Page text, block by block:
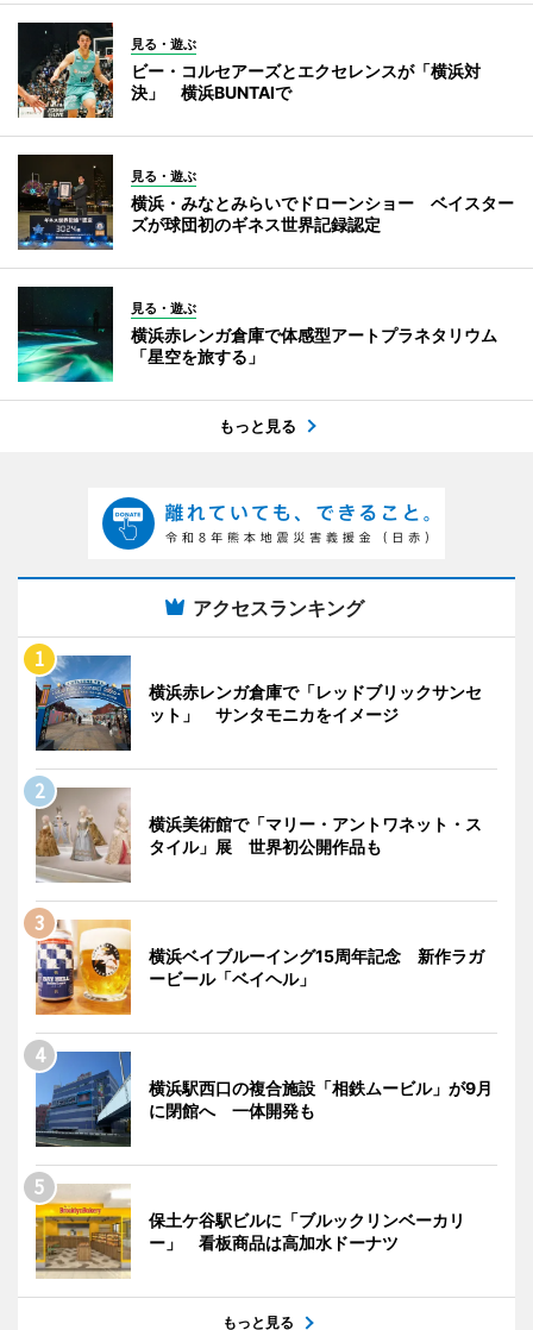
見る・遊ぶ
ビー・コルセアーズとエクセレンスが「横浜対
決」 横浜BUNTAIで
見る・遊ぶ
横浜・みなとみらいでドローンショー ベイスター
ズが球団初のギネス世界記録認定
見る・遊ぶ
横浜赤レンガ倉庫で体感型アートプラネタリウム
「星空を旅する」
もっと見る
アクセスランキング
横浜赤レンガ倉庫で「レッドブリックサンセ
ット」 サンタモニカをイメージ
横浜美術館で「マリー・アントワネット・ス
タイル」展 世界初公開作品も
横浜ベイブルーイング15周年記念 新作ラガ
ービール「ベイヘル」
横浜駅西口の複合施設「相鉄ムービル」が9月
に閉館へ 一体開発も
保土ケ谷駅ビルに「ブルックリンベーカリ
ー」 看板商品は高加水ドーナツ
もっと見る